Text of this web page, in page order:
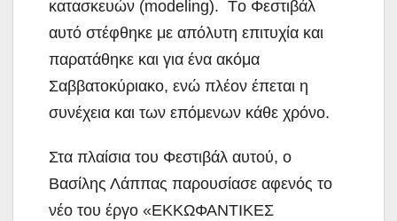
κατασκευών (modeling). Tο Φεστιβάλ
αυτό στέφθηκε με απόλυτη επιτυχία και
παρατάθηκε και για ένα ακόμα
Σαββατοκύριακο, ενώ πλέον έπεται η
συνέχεια και των επόμενων κάθε χρόνο.
Στα πλαίσια του Φεστιβάλ αυτού, ο
Βασίλης Λάππας παρουσίασε αφενός το
νέο του έργο «ΕΚΚΩΦΑΝΤΙΚΕΣ